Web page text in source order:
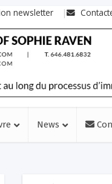
newsletter
News